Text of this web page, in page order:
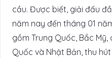
cầu. Được biết, giải đấu
năm nay đến tháng 01
gồm Trung Quốc, Bắc Mỹ,
Quốc và Nhật Bản, thu